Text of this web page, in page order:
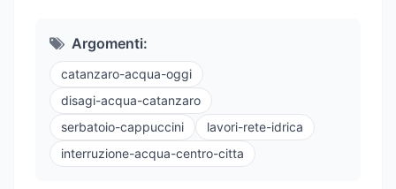
Argomenti:
catanzaro-acqua-oggi
disagi-acqua-catanzaro
serbatoio-cappuccini
lavori-rete-idrica
interruzione-acqua-centro-citta